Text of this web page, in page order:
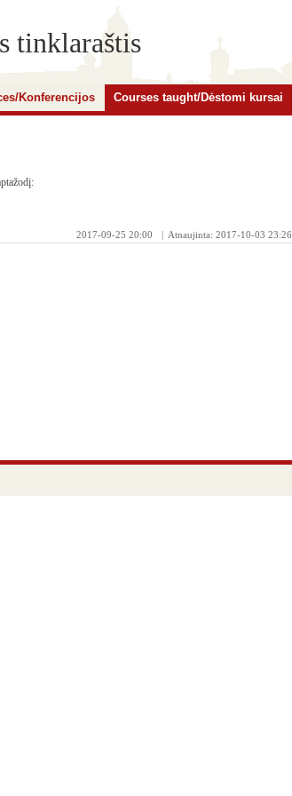
tinklaraštis
Konferencijos Courses taught/Dėstomi kursai
| Atnaujinta: 2017-10-03 23:26
2017-09-25 20:00